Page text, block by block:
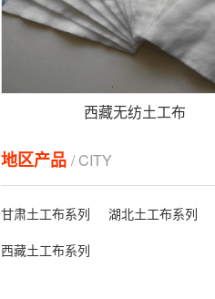
西藏无纺土工布
地区产品 / CITY
甘肃土工布系列 湖北土工布系列
西藏土工布系列